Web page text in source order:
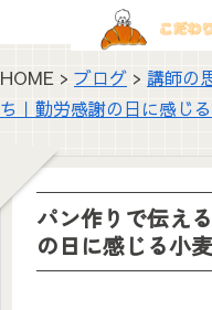
HOME > ブログ > 講師の
ち｜勤労感謝の日に感じ
パン作りで伝え
の日に感じる小